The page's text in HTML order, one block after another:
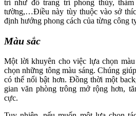
trí như đồ trang trí phong thủy,
tường,…Điều này tùy thuộc vào sở
định hướng phong cách của từng công
Màu sắc
Một lời khuyên cho việc lựa chọn
chọn những tông màu sáng. Chúng
có thể nổi bật hơn. Đồng thời một
gian văn phòng trông mở rộng hơn,
cực.